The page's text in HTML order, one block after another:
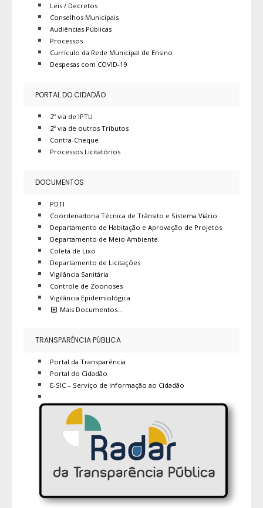
Leis / Decretos
Conselhos Municipais
Audiências Públicas
Processos
Currículo da Rede Municipal de Ensino
Despesas com COVID-19
PORTAL DO CIDADÃO
2º via de IPTU
2º via de outros Tributos
Contra-Cheque
Processos Licitatórios
DOCUMENTOS
PDTI
Coordenadoria Técnica de Trânsito e Sistema Viário
Departamento de Habitação e Aprovação de Projetos
Departamento de Meio Ambiente
Coleta de Lixo
Departamento de Licitações
Vigilância Sanitária
Controle de Zoonoses
Vigilância Epidemiológica
Mais Documentos…
TRANSPARÊNCIA PÚBLICA
Portal da Transparência
Portal do Cidadão
E-SIC – Serviço de Informação ao Cidadão